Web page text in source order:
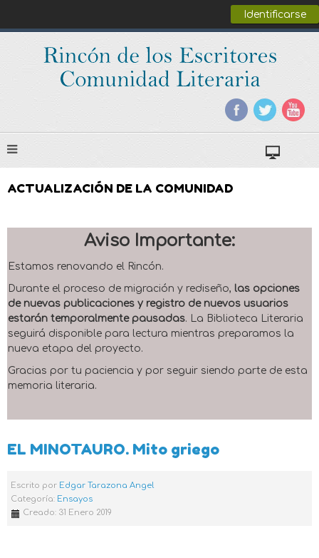
Identificarse
ACTUALIZACIÓN DE LA COMUNIDAD
Aviso Importante:
Estamos renovando el Rincón.
Durante el proceso de migración y rediseño, las opciones
de nuevas publicaciones y registro de nuevos usuarios
estarán temporalmente pausadas. La Biblioteca Literaria
seguirá disponible para lectura mientras preparamos la
nueva etapa del proyecto.
Gracias por tu paciencia y por seguir siendo parte de esta
memoria literaria.
EL MINOTAURO. Mito griego
Escrito por Edgar Tarazona Angel
Categoría: Ensayos
Creado: 31 Enero 2019